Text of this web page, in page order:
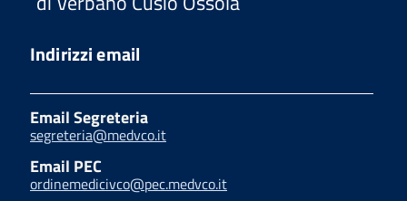
Indirizzi email
Email Segreteria
segreteria@medvco.it
Email PEC
ordinemedicivco@pec.medvco.it